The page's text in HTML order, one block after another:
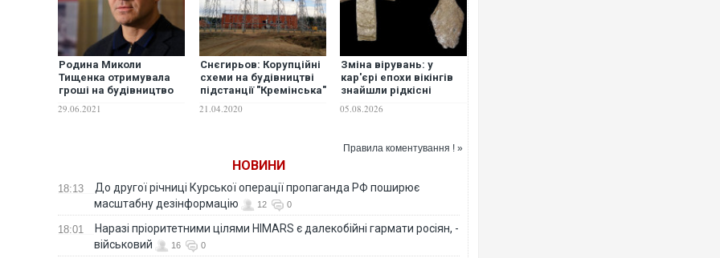
Родина Миколи
Тищенка отримувала
гроші на будівництво
Воскресенського
29.06.2021
Снєгирьов: Корупційні
схеми на будівництві
підстанції "Кремінська"
розслідування ще з
21.04.2020
Зміна вірувань: у
кар'єрі епохи вікінгів
знайшли рідкісні
хрести
05.08.2026
Правила коментування ! »
НОВИНИ
18:13
До другої річниці Курської операції пропаганда РФ поширює
масштабну дезінформацію
12 0
18:01
Наразі пріоритетними цілями HIMARS є далекобійні гармати росіян, -
військовий
16 0